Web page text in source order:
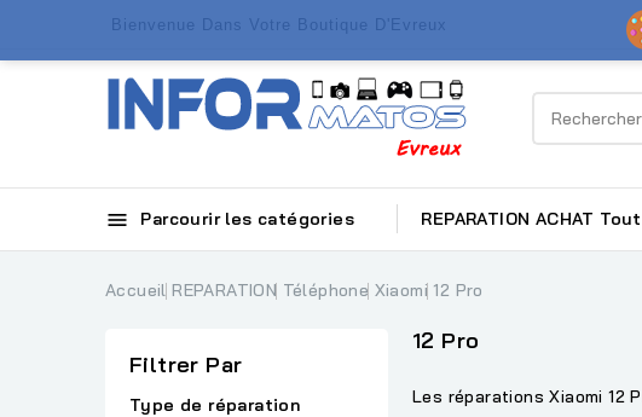
Bienvenue Dans Votre Boutique D'Evreux
 Parcourir les catégories REPARATION ACHAT
Accueil REPARATION Téléphone Xiaomi 12 Pro
Filtrer Par
Type de réparation
12 Pro
Les réparations Xiaomi 12